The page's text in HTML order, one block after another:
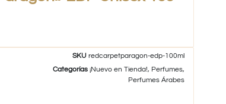
SKUredcarpetparagon-edp-100ml
Categorías ¡Nuevo en Tienda!, Perfumes,
Perfumes Árabes